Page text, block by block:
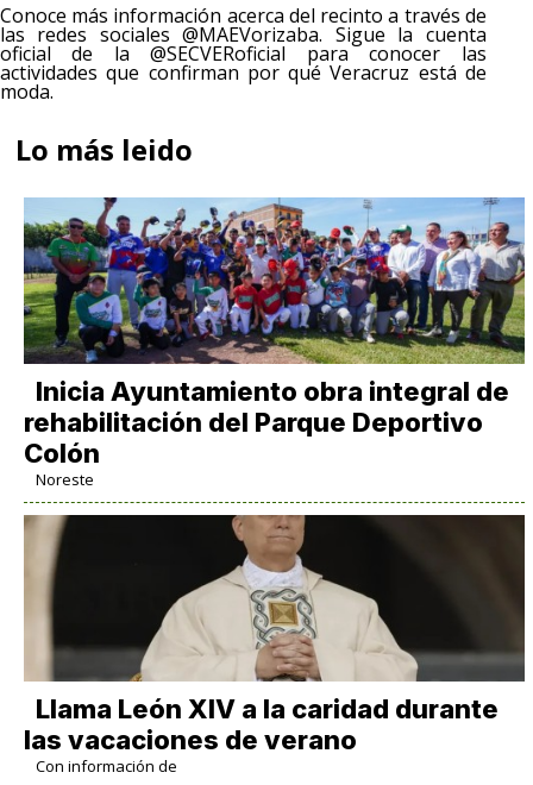
Conoce más información acerca del recinto a través de
las redes sociales @MAEVorizaba. Sigue la cuenta
oficial de la @SECVERoficial para conocer las
actividades que confirman por qué Veracruz está de
moda.
Lo más leido
Inicia Ayuntamiento obra integral de
rehabilitación del Parque Deportivo
Colón
Noreste
Llama León XIV a la caridad durante
las vacaciones de verano
Con información de